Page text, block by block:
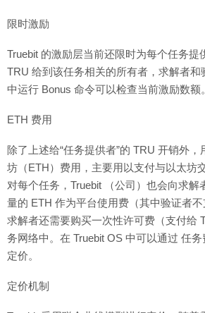
限时激励
Truebit 的激励层当前还限时为每个任务提
TRU 给到该任务相关的所有者，求解者和
中运行 Bonus 命令可以检查当前激励数额。
ETH 费用
除了上述给“任务提供者”的 TRU 开销外
坊（ETH）费用，主要用以支付与以太坊
对每个任务，Truebit （公司）也会向求解
量的 ETH 作为平台使用费（其中验证者
求解者还需要购买一次性许可费（支付给
务网络中。在 Truebit OS 中可以通过 任
定价。
定价机制